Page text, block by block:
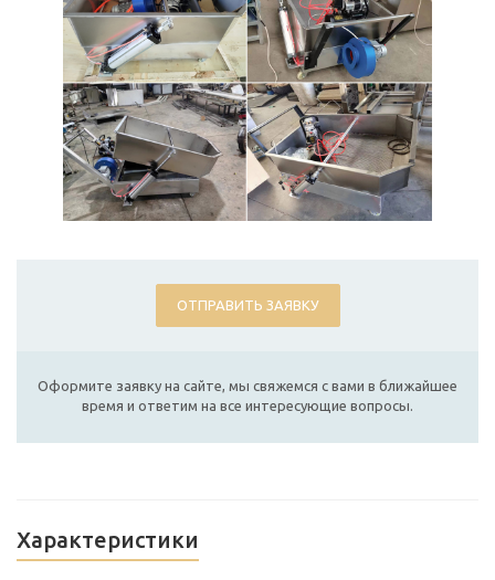
ОТПРАВИТЬ ЗАЯВКУ
Оформите заявку на сайте, мы свяжемся с вами в ближайшее
время и ответим на все интересующие вопросы.
Характеристики